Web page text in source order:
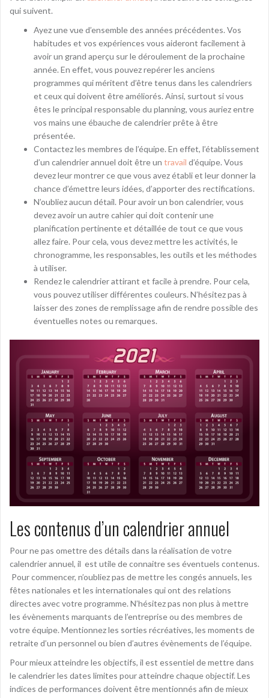
qui suivent.
Ayez une vue d’ensemble des années précédentes. Vos
habitudes et vos expériences vous aideront facilement à
avoir un grand aperçu sur le déroulement de la prochaine
année. En effet, vous pouvez repérer les anciens
programmes qui méritent d’être tenus dans les calendriers
et ceux qui doivent être améliorés. Ainsi, surtout si vous
êtes le principal responsable du planning, vous auriez entre
vos mains une ébauche de calendrier prête à être
présentée.
Contactez les membres de l’équipe. En effet, l’établissement
d’un calendrier annuel doit être un travail d’équipe. Vous
devez leur montrer ce que vous avez établi et leur donner la
chance d’émettre leurs idées, d’apporter des rectifications.
N’oubliez aucun détail. Pour avoir un bon calendrier, vous
devez avoir un autre cahier qui doit contenir une
planification pertinente et détaillée de tout ce que vous
allez faire. Pour cela, vous devez mettre les activités, le
chronogramme, les responsables, les outils et les méthodes
à utiliser.
Rendez le calendrier attirant et facile à prendre. Pour cela,
vous pouvez utiliser différentes couleurs. N’hésitez pas à
laisser des zones de remplissage afin de rendre possible des
éventuelles notes ou remarques.
Les contenus d’un calendrier annuel
Pour ne pas omettre des détails dans la réalisation de votre
calendrier annuel, il est utile de connaitre ses éventuels contenus.
Pour commencer, n’oubliez pas de mettre les congés annuels, les
fêtes nationales et les internationales qui ont des relations
directes avec votre programme. N’hésitez pas non plus à mettre
les évènements marquants de l’entreprise ou des membres de
votre équipe. Mentionnez les sorties récréatives, les moments de
retraite d’un personnel ou bien d’autres évènements de l’équipe.
Pour mieux atteindre les objectifs, il est essentiel de mettre dans
le calendrier les dates limites pour atteindre chaque objectif. Les
indices de performances doivent être mentionnés afin de mieux